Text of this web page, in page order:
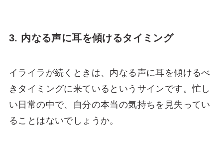
3. 内なる声に耳を傾けるタイミング
イライラが続くときは、内なる声に耳を傾けるべ
きタイミングに来ているというサインです。忙し
い日常の中で、自分の本当の気持ちを見失ってい
ることはないでしょうか。